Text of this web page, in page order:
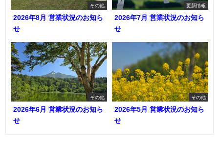
その他
2026年8月 営業状況のお知ら
せ
更新情報
2026年7月 営業状況のお知ら
せ
その他
2026年6月 営業状況のお知ら
せ
その他
2026年5月 営業状況のお知ら
せ